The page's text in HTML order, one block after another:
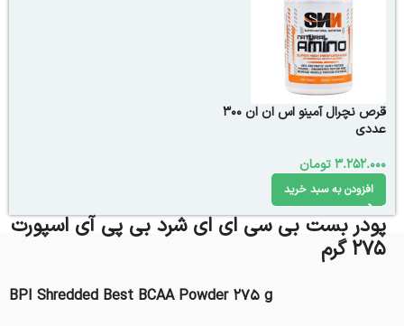
قرص نچرال آمینو اس ان ان 300
عددی
3.252.000تومان
افزودن به سبد خرید
پودر بست بی سی ای ای شرد بی پی آی اسپورت
275 گرم
BPI Shredded Best BCAA Powder 275 g